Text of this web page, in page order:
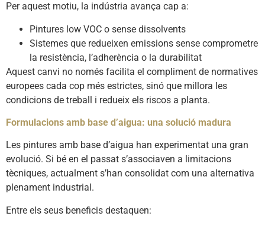
Per aquest motiu, la indústria avança cap a:
Pintures low VOC o sense dissolvents
Sistemes que redueixen emissions sense comprometre
la resistència, l’adherència o la durabilitat
Aquest canvi no només facilita el compliment de normatives
europees cada cop més estrictes, sinó que millora les
condicions de treball i redueix els riscos a planta.
Formulacions amb base d’aigua: una solució madura
Les pintures amb base d’aigua han experimentat una gran
evolució. Si bé en el passat s’associaven a limitacions
tècniques, actualment s’han consolidat com una alternativa
plenament industrial.
Entre els seus beneficis destaquen: